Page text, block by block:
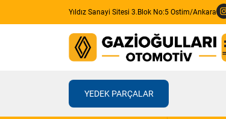
Yıldız Sanayi Sitesi 3.Blok No:5 Ostim/Ankara
YEDEK PARÇALAR